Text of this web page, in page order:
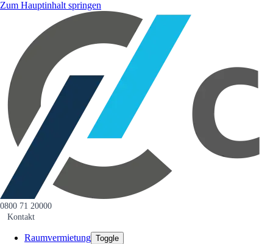
Zum Hauptinhalt springen
0800 71 20000
Kontakt
Raumvermietung Toggle